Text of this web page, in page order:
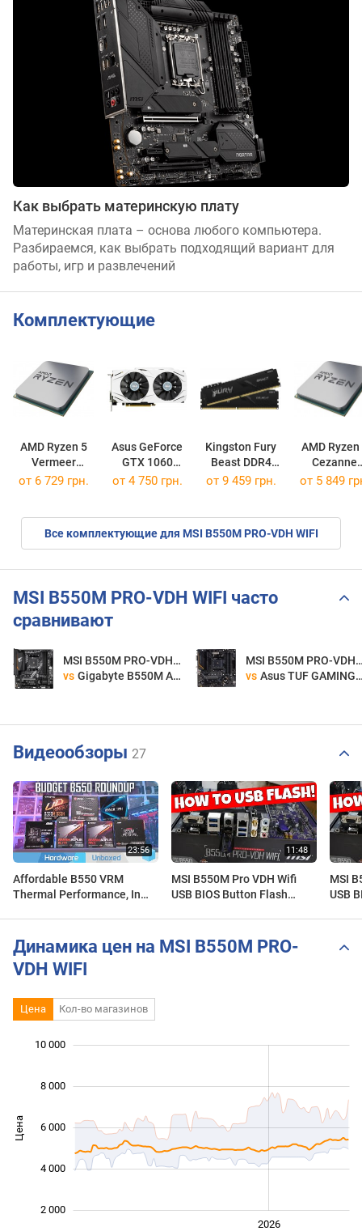
Как выбрать материнскую плату
Материнская плата – основа любого компьютера.
Разбираемся, как выбрать подходящий вариант для
работы, игр и развлечений
Комплектующие
AMD Ryzen 5
Vermeer
5600X BOX
Asus GeForce
GTX 1060
DUAL OC 3GB
Kingston Fury
Beast DDR4
2x8GB
AMD Ryzen
Cezanne
5700 OEM
от 6 729 грн. от 4 750 грн. от 9 459 грн. от 5 849
Все комплектующие для MSI B550M PRO-VDH WIFI
MSI B550M PRO-VDH WIFI часто
сравнивают
MSI B550M PRO-VDH WIFI
vs Gigabyte B550M AORUS ELITE AX
MSI B550M
vs Asus TUF GAMING B550M-E WIFI
Видеообзоры 27
Affordable B550 VRM
Thermal Performance, In
MSI B550M Pro VDH Wifi
USB BIOS Button Flash
MSI
USB
Динамика цен на MSI B550M PRO-
VDH WIFI
Цена Кол-во магазинов
Цена 10 000
2 000
4 000
6 000
8 000
10 000
2026